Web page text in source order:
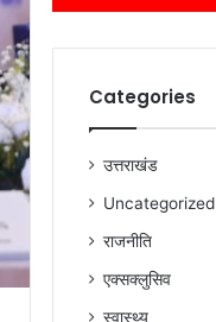
Categories
उत्तराखंड
Uncategorized
राजनीति
एक्सक्लुसिव
स्वास्थ्य